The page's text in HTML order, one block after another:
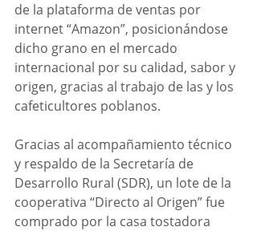
de la plataforma de ventas por
internet “Amazon”, posicionándose
dicho grano en el mercado
internacional por su calidad, sabor y
origen, gracias al trabajo de las y los
cafeticultores poblanos.
Gracias al acompañamiento técnico
y respaldo de la Secretaría de
Desarrollo Rural (SDR), un lote de la
cooperativa “Directo al Origen” fue
comprado por la casa tostadora